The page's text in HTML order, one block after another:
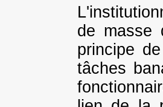
de masse
principe
tâches